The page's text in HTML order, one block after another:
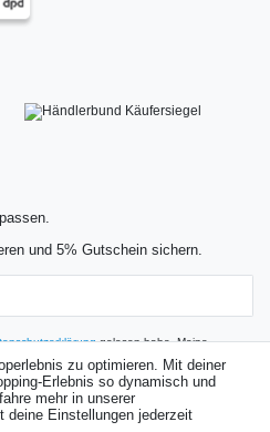
und 5% Gutschein sichern.
gelesen habe. Meine
zu optimieren. Mit deiner
Erlebnis so dynamisch und
mehr in unserer
deine Einstellungen jederzeit